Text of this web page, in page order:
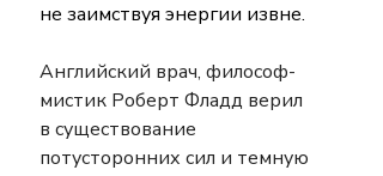
не заимствуя энергии извне.
Английский врач, философ-
мистик Роберт Фладд верил
в существование
потусторонних сил и темную